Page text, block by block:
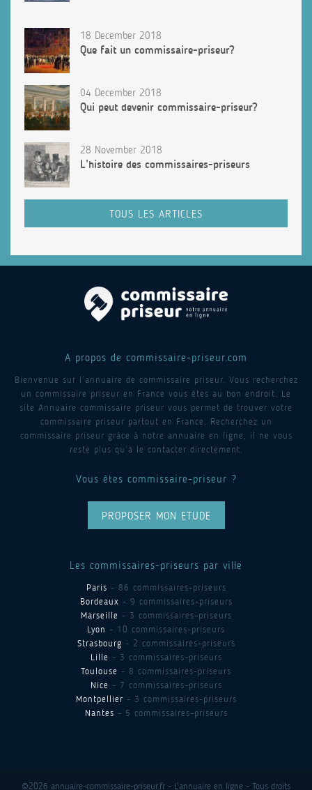
18 December 2018
Que fait un commissaire-priseur?
04 December 2018
Qui peut devenir commissaire-priseur?
28 November 2018
L’histoire des commissaires-priseurs
TOUS LES ARTICLES
A propos de commissaire-priseur.com
Bienvenue sur l’annuaire de commissaire priseur. Vous recherchez
un commissaire priseur en France vous êtes au bon endroit. Le
site Annuaire commissaire priseur vous permet de trouver votre
commissaire priseur partout en France. Recherchez un
commissaire priseur grâce à notre annuaire en ligne, il ne vous
reste plus qu’à le contacter directement.
Vous êtes commissaire-priseur ?
PROPOSER MON ETUDE
Les commissaires-priseurs par ville
Paris - 86 commissaires-priseurs
Bordeaux - 9 commissaires-priseurs
Marseille - 3 commissaires-priseurs
Lyon - 10 commissaires-priseurs
Strasbourg - 2 commissaires-priseurs
Lille - 3 commissaires-priseurs
Toulouse - 8 commissaires-priseurs
Nice - 7 commissaires-priseurs
Montpellier - 3 commissaires-priseurs
Nantes - 5 commissaires-priseurs
©2026 annuaire-commissaire-priseur.fr - L'annuaire en ligne - Tous droits